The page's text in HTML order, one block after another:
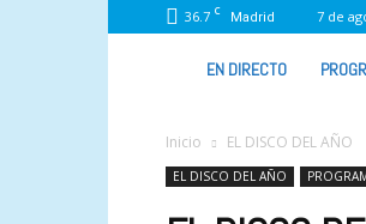
36.7 C Madrid 7 de
VIVA
RADIO
EN DIRECTO
Inicio EL DISCO DEL AÑO
EL DISCO DEL AÑO